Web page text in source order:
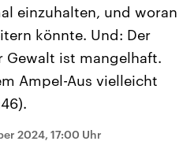
USA
gehören die Vereinigten
den mächtigsten Ländern
einzuhalten, und woran
könnte. Und: Der
Gewalt ist mangelhaft.
Ampel-Aus vielleicht
2024, 17:00 Uhr